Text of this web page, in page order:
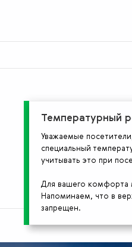
Температурный
Уважаемые
специальный
учитывать это при
Для вашего комфорта
Напоминаем, что в
запрещен.